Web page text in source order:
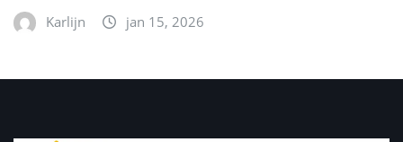
Karlijn jan 15, 2026